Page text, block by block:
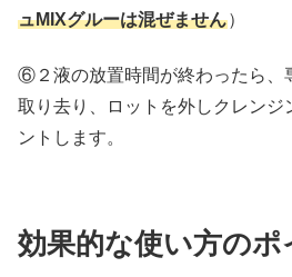
ュMIXグルーは混ぜません）
⑥２液の放置時間が終わったら、
取り去り、ロットを外しクレンジ
ントします。
効果的な使い方のポ